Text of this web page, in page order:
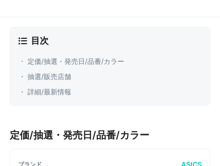
目次
・ 定価/抽選・発売日/品番/カラー
・ 抽選/販売店舗
・ 詳細/最新情報
定価/抽選・発売日/品番/カラー
ブランド ASICS